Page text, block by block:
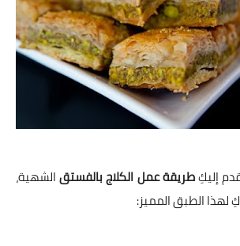
شوربات
سلطات
ساندويشات
مخبوزات
أطباق بحرية
إليكِطريقة عمل الكلاج بالفستقالشهية،
لهذا الطبق المميز: